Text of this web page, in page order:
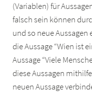
(Variablen) für
falsch sein können
und so neue
die Aussage “Wien ist
Aussage “Viele
diese Aussagen
neuen Aussage